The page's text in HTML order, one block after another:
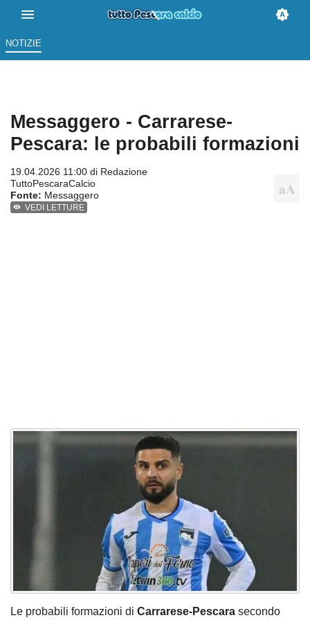
NOTIZIE
Messaggero - Carrarese-
Pescara: le probabili formazioni
19.04.2026 11:00 di Redazione
TuttoPescaraCalcio
Fonte: Messaggero
VEDI LETTURE
Le probabili formazioni di Carrarese-Pescara secondo